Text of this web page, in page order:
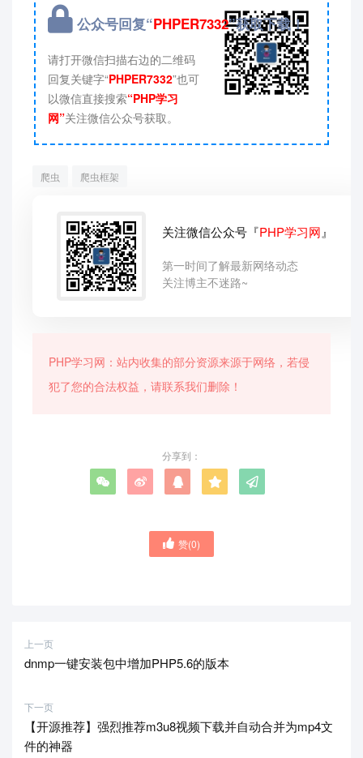
公众号回复“PHPER7332”获取下载！
请打开微信扫描右边的二维码
回复关键字“PHPER7332”也可
以微信直接搜索“PHP学习
网”关注微信公众号获取。
爬虫 爬虫框架
关注微信公众号『PHP学习网』
第一时间了解最新网络动态
关注博主不迷路~
PHP学习网：站内收集的部分资源来源于网络，若侵
犯了您的合法权益，请联系我们删除！
分享到：
赞(0)
上一页
dnmp一键安装包中增加PHP5.6的版本
下一页
【开源推荐】强烈推荐m3u8视频下载并自动合并为mp4文
件的神器